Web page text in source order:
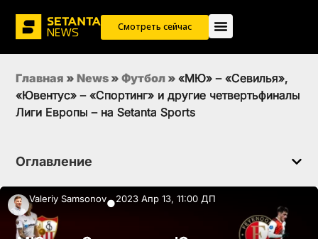
Смотреть сейчас
Главная » News » Футбол » «МЮ» – «Севилья»,
«Ювентус» – «Спортинг» и другие четвертьфиналы
Лиги Европы – на Setanta Sports
Оглавление
Valeriy Samsonov●2023 Апр 13, 11:00 ДП